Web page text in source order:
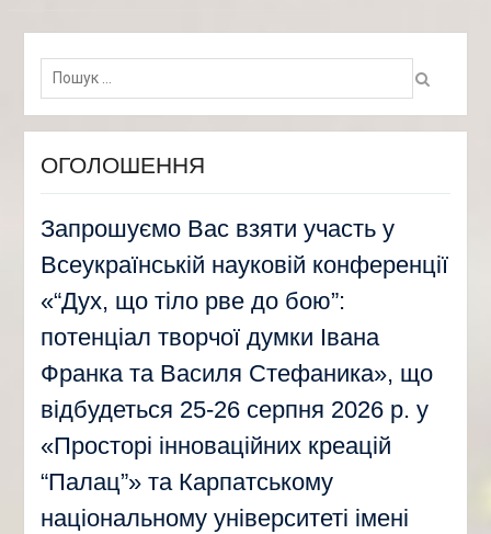
Пошук:
ОГОЛОШЕННЯ
Запрошуємо Вас взяти участь у
Всеукраїнській науковій конференції
«“Дух, що тіло рве до бою”:
потенціал творчої думки Івана
Франка та Василя Стефаника», що
відбудеться 25-26 серпня 2026 р. у
«Просторі інноваційних креацій
“Палац”» та Карпатському
національному університеті імені